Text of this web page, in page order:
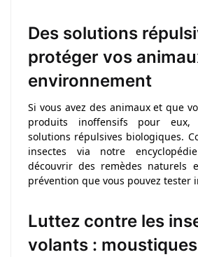
Des solutions
protéger vos
environnement
Si vous avez des animaux et que
produits inoffensifs pour
solutions répulsives biologiques.
insectes via notre
découvrir des remèdes naturels
prévention que vous pouvez tester
Luttez contre les
volants :